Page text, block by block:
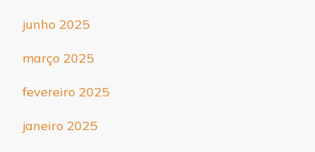
junho 2025
março 2025
fevereiro 2025
janeiro 2025